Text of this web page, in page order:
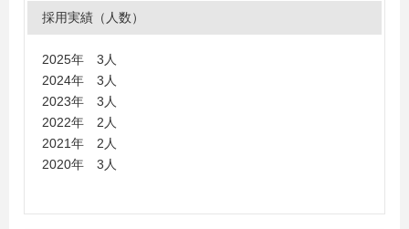
大学、同志社大学、名古屋学院大学、南山大学、広島工
業大学、福岡大学、文教大学、法政大学、明海大学、明
採用実績（人数）
2025年 3人
2024年 3人
2023年 3人
2022年 2人
2021年 2人
2020年 3人